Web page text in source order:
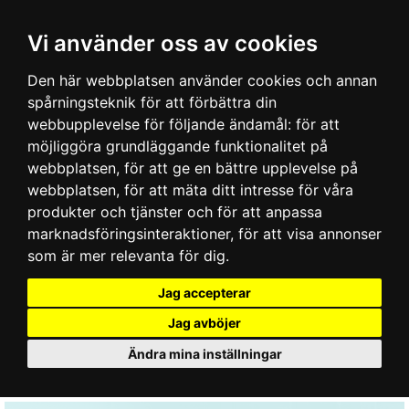
Vi använder oss av cookies
Den här webbplatsen använder cookies och annan
spårningsteknik för att förbättra din
webbupplevelse för följande ändamål: för att
möjliggöra grundläggande funktionalitet på
webbplatsen, för att ge en bättre upplevelse på
webbplatsen, för att mäta ditt intresse för våra
produkter och tjänster och för att anpassa
marknadsföringsinteraktioner, för att visa annonser
som är mer relevanta för dig.
Jag accepterar
Jag avböjer
Ändra mina inställningar